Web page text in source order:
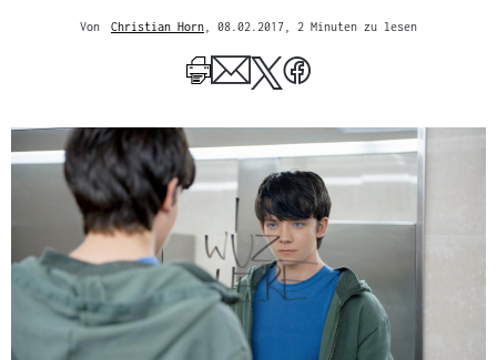
Von
Christian Horn
Author
, 08.02.2017 , 2 Minuten zu lesen